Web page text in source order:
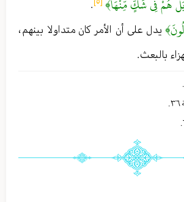
.
يدل على أن الأمر كان متداولا بينهم ،
بالبعث .
.